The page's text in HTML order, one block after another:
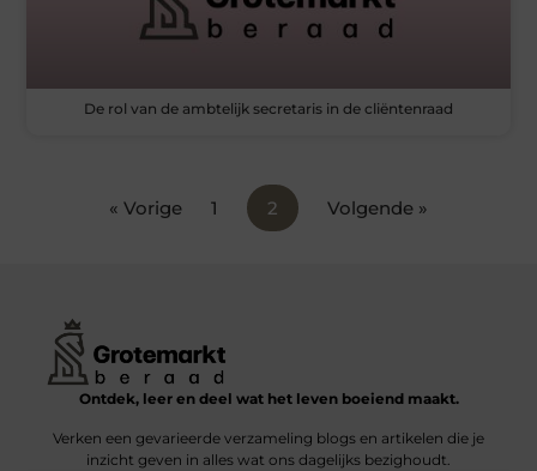
De rol van de ambtelijk secretaris in de cliëntenraad
« Vorige 1 2 Volgende »
Ontdek, leer en deel wat het leven boeiend maakt.
Verken een gevarieerde verzameling blogs en artikelen die je
inzicht geven in alles wat ons dagelijks bezighoudt.